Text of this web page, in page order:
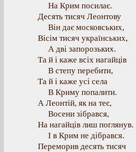
На Крим посилає.
Десять тисяч Леонтову
Він дає московських,
Вісім тисяч українських,
А дві запорозьких.
Та й і каже всіх нагайців
В степу перебити,
Та й і каже усі села
В Криму попалити.
А Леонтій, як на теє,
Восени зібрався,
На нагайців лиш поглянув.
І в Крим не дібрався.
Переморив десять тисяч